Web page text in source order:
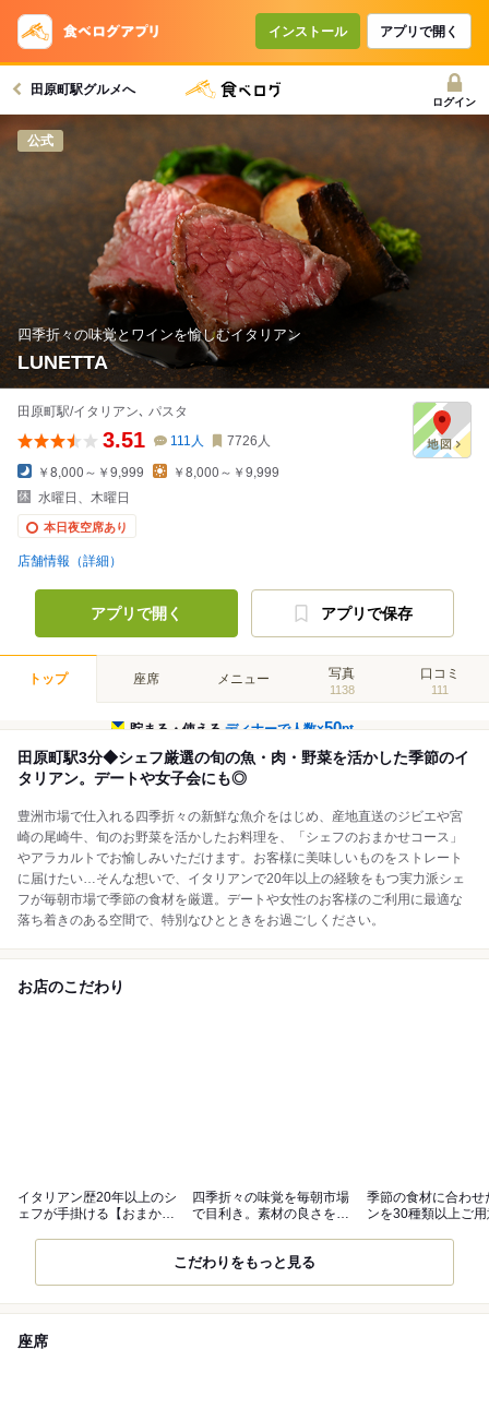
インストール アプリで開く
田原町駅グルメへ
ログイン
公式
四季折々の味覚とワインを愉しむイタリアン
LUNETTA
田原町駅/イタリアン､ パスタ
3.51 111 人 7726 人
￥8,000～￥9,999
￥8,000～￥9,999
水曜日、木曜日
本日夜空席あり
店舗情報（詳細）
アプリで開く アプリで保存
トップ 座席 メニュー 写真
1138
口コミ
111
貯まる・使えるディナーで人数×50pt
田原町駅3分◆シェフ厳選の旬の魚・肉・野菜を活かした季節のイ
タリアン。デートや女子会にも◎
豊洲市場で仕入れる四季折々の新鮮な魚介をはじめ、産地直送のジビエや宮
崎の尾崎牛、旬のお野菜を活かしたお料理を、「シェフのおまかせコース」
やアラカルトでお愉しみいただけます。お客様に美味しいものをストレート
に届けたい…そんな想いで、イタリアンで20年以上の経験をもつ実力派シェ
フが毎朝市場で季節の食材を厳選。デートや女性のお客様のご利用に最適な
落ち着きのある空間で、特別なひとときをお過ごしください。
お店のこだわり
イタリアン歴20年以上のシ
ェフが手掛ける【おまかせ
四季折々の味覚を毎朝市場
で目利き。素材の良さを引
季節の食材に合わせ
ンを30種類以上ご
こだわりをもっと見る
座席